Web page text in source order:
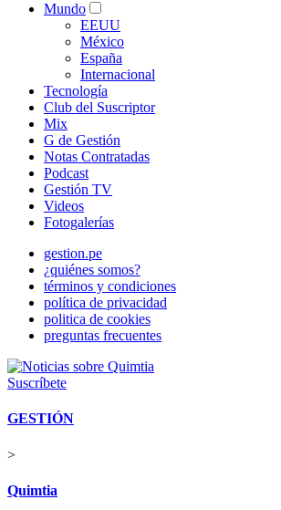
Mundo
EEUU
México
España
Internacional
Tecnología
Club del Suscriptor
Mix
G de Gestión
Notas Contratadas
Podcast
Gestión TV
Videos
Fotogalerías
gestion.pe
¿quiénes somos?
términos y condiciones
política de privacidad
politica de cookies
preguntas frecuentes
Suscríbete
GESTIÓN
>
Quimtia